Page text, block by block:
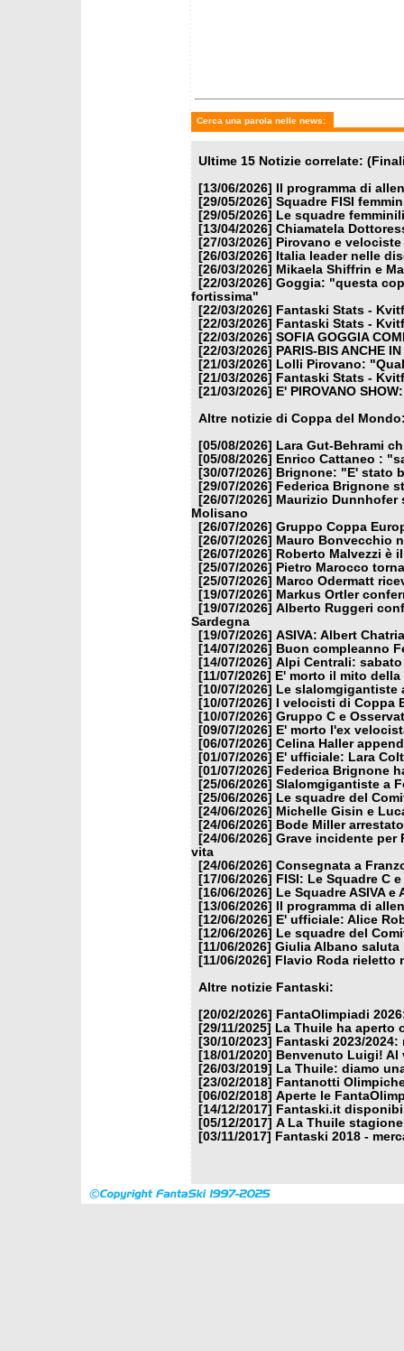
Cerca una parola nelle news:
Ultime 15 Notizie correlate:
[13/06/2026]
Il programma di
[29/05/2026] Squadre FISI
[29/05/2026]
Le squadre
[13/04/2026] Chiamatela
[27/03/2026]
Pirovano e
[26/03/2026]
Italia leader nelle
[26/03/2026] Mikaela Shiffrin e
[22/03/2026] Goggia: "questa
fortissima"
[22/03/2026]
Fantaski Stats -
[22/03/2026]
Fantaski Stats -
[22/03/2026] SOFIA GOGGIA
[22/03/2026]
PARIS-BIS ANCHE
[21/03/2026]
Lolli Pirovano:
[21/03/2026]
Fantaski Stats -
[21/03/2026]
E' PIROVANO
Altre notizie di Coppa del
[05/08/2026]
Lara Gut-Behrami
[05/08/2026]
Enrico Cattaneo :
[30/07/2026]
Brignone: "E' stato
[29/07/2026]
Federica Brignone
[26/07/2026] Maurizio Dunnhofer
Molisano
[26/07/2026] Gruppo Coppa
[26/07/2026] Mauro Bonvecchio
[26/07/2026]
Roberto Malvezzi è
[25/07/2026]
Pietro Marocco
[25/07/2026] Marco Odermatt
[19/07/2026] Markus Ortler
[19/07/2026] Alberto Ruggeri
Sardegna
[19/07/2026] ASIVA: Albert
[14/07/2026]
Buon compleanno
[14/07/2026] Alpi Centrali:
[11/07/2026]
E' morto il mito
[10/07/2026]
Le
[10/07/2026]
I velocisti di Coppa
[10/07/2026] Gruppo C e
[09/07/2026]
E' morto l'ex
[06/07/2026] Celina Haller
[01/07/2026]
E' ufficiale: Lara
[01/07/2026]
Federica Brignone
[25/06/2026] Slalomgigantiste a
[25/06/2026]
Le squadre del
[24/06/2026] Michelle Gisin e
[24/06/2026]
Bode Miller
[24/06/2026] Grave incidente per
vita
[24/06/2026] Consegnata a
[17/06/2026]
FISI: Le Squadre C
[16/06/2026]
Le Squadre ASIVA
[13/06/2026]
Il programma di
[12/06/2026]
E' ufficiale: Alice
[12/06/2026]
Le squadre del
[11/06/2026] Giulia Albano saluta
[11/06/2026]
Flavio Roda rieletto
Altre notizie Fantaski:
[20/02/2026]
FantaOlimpiadi
[29/11/2025]
La Thuile ha aperto
[30/10/2023]
Fantaski 2023/
[18/01/2020]
Benvenuto Luigi! Al
[26/03/2019]
La Thuile: diamo
[23/02/2018]
Fantanotti
[06/02/2018] Aperte le
[14/12/2017]
Fantaski.it
[05/12/2017] A La Thuile
[03/11/2017]
Fantaski 2018 -